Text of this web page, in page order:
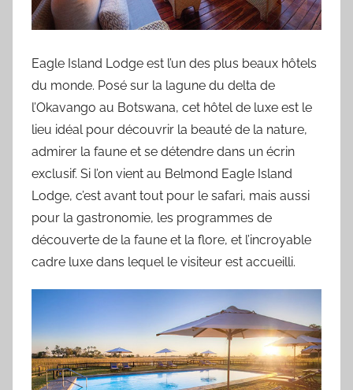
Eagle Island Lodge est l’un des plus beaux hôtels
du monde. Posé sur la lagune du delta de
l’Okavango au Botswana, cet hôtel de luxe est le
lieu idéal pour découvrir la beauté de la nature,
admirer la faune et se détendre dans un écrin
exclusif. Si l’on vient au Belmond Eagle Island
Lodge, c’est avant tout pour le safari, mais aussi
pour la gastronomie, les programmes de
découverte de la faune et la flore, et l’incroyable
cadre luxe dans lequel le visiteur est accueilli.